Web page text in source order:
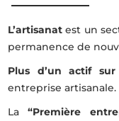
L’artisanat est un
permanence de
Plus d’un actif
entreprise artisanale.
La“Première